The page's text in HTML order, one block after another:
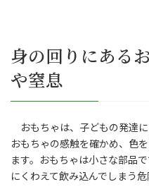
身の回りにある
や窒息
おもちゃは、子どもの発達
おもちゃの感触を確かめ、色
ます。おもちゃは小さな部品
にくわえて飲み込んでしまう危